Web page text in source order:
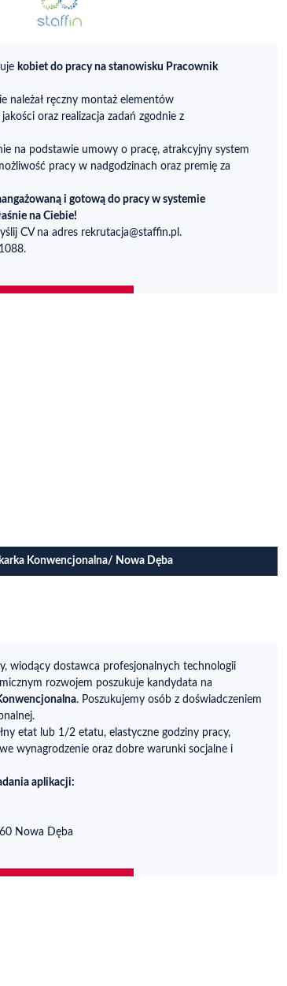
kobiet do pracy na stanowisku Pracownik
należał ręczny montaż elementów
oraz realizacja zadań zgodnie z
na podstawie umowy o pracę, atrakcyjny system
pracy w nadgodzinach oraz premię za
i gotową do pracy w systemie
na Ciebie!
CV na adres rekrutacja@staffin.pl.
Konwencjonalna/ Nowa Dęba
wiodący dostawca profesjonalnych technologii
rozwojem poszukuje kandydata na
. Poszukujemy osób z doświadczeniem
etat lub 1/2 etatu, elastyczne godziny pracy,
wynagrodzenie oraz dobre warunki socjalne i
aplikacji:
Nowa Dęba